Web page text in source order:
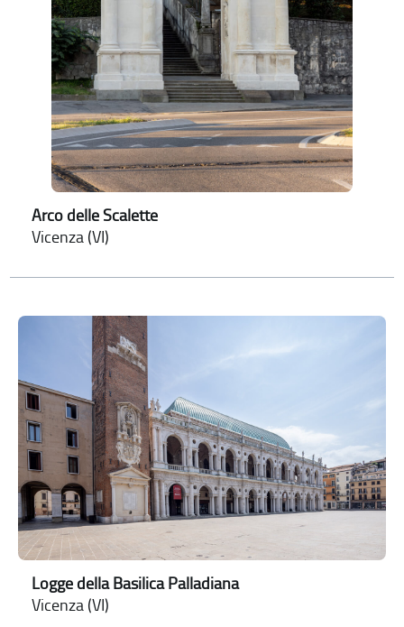
Arco delle Scalette
Vicenza (VI)
Logge della Basilica Palladiana
Vicenza (VI)